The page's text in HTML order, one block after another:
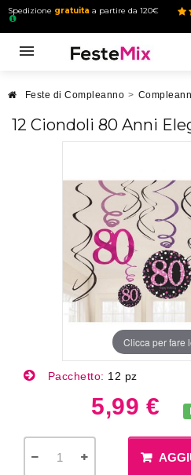
Spedizione gratuita a partire da 120€
Feste di Compleanno >
12 Ciondoli 80 Anni
Clicca per fare
Pacchetto: 12 pz
5,99 €